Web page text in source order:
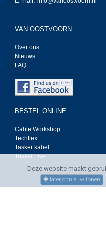
Deze website maakt
later opnieuw tonen
VAN OOSTVOORN
Over ons
Nieuws
FAQ
BESTEL ONLINE
Cable Workshop
Techflex
Tasker kabel
Tasker Live